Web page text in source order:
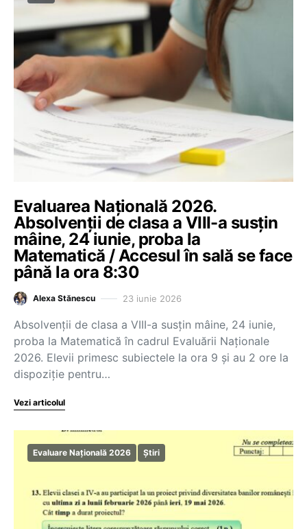
Evaluarea Națională 2026.
Absolvenții de clasa a VIII-a susțin
mâine, 24 iunie, proba la
Matematică / Accesul în sală se face
până la ora 8:30
Alexa Stănescu 23 iunie 2026
Absolvenții de clasa a VIII-a susțin mâine, 24 iunie,
proba la Matematică în cadrul Evaluării Naționale
2026. Elevii primesc subiectele la ora 9 și au 2 ore la
dispoziție pentru…
Vezi articolul
Evaluare Națională 2026 Știri